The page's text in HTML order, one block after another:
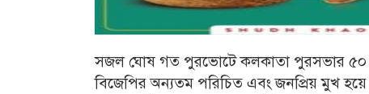
সজল ঘোষ গত পুরভোটে কলকাতা পুরসভার ৫০
বিজেপির অন্যতম পরিচিত এবং জনপ্রিয় মুখ হয়ে